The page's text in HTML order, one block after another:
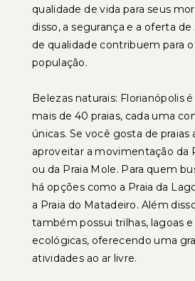
qualidade de vida para seus
disso, a segurança e a oferta
de qualidade contribuem para
população.
Belezas naturais: Florianópolis
mais de 40 praias, cada uma
únicas. Se você gosta de praias
aproveitar a movimentação da
ou da Praia Mole. Para quem
há opções como a Praia da
a Praia do Matadeiro. Além
também possui trilhas, lagoas e
ecológicas, oferecendo uma
atividades ao ar livre.